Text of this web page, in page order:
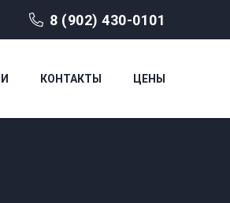
8 (902) 430-0101
КОНТАКТЫ ЦЕНЫ